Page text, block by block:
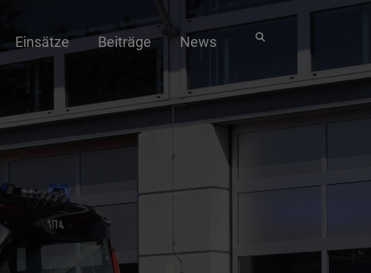
Einsätze Beiträge News